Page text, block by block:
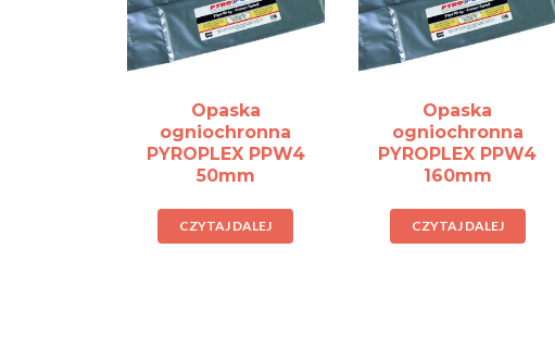
Opaska
ogniochronna
PYROPLEX PPW4
50mm
CZYTAJ DALEJ
Opaska
ogniochronna
PYROPLEX PPW4
160mm
CZYTAJ DALEJ